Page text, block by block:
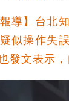
報導】台北
似操作失
發文表示